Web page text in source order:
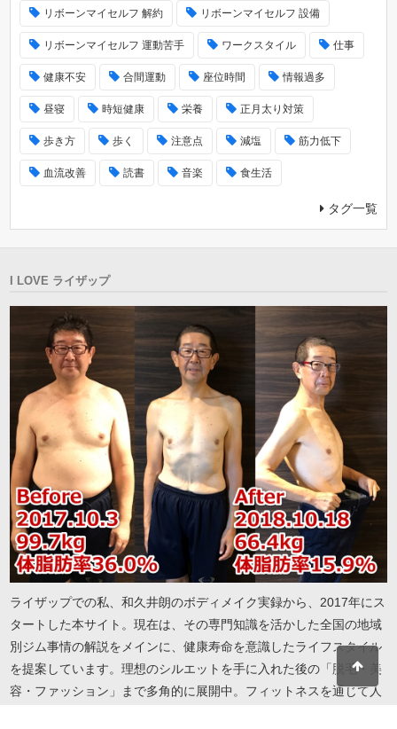
リボーンマイセルフ 解約 リボーンマイセルフ 設備
リボーンマイセルフ 運動苦手 ワークスタイル 仕事
健康不安 合間運動 座位時間 情報過多
昼寝 時短健康 栄養 正月太り対策
歩き方 歩く 注意点 減塩 筋力低下
血流改善 読書 音楽 食生活
タグ一覧
I LOVE ライザップ
ライザップでの私、和久井朗のボディメイク実録から、2017年にス
タートした本サイト。現在は、その専門知識を活かした全国の地域
別ジム事情の解説をメインに、健康寿命を意識したライフスタイル
を提案しています。理想のシルエットを手に入れた後の「脱毛・美
容・ファッション」まで多角的に展開中。フィットネスを通じて人